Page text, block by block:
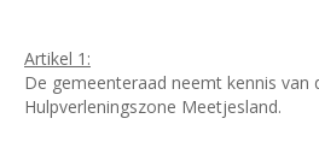
Artikel 1:
De gemeenteraad neemt kennis van
Hulpverleningszone Meetjesland.